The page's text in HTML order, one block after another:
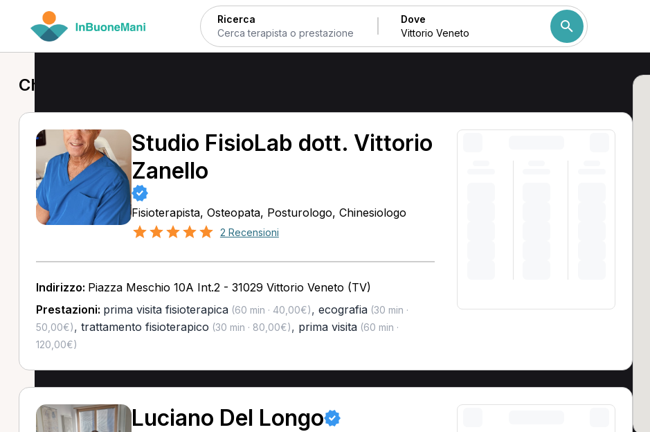
Ricerca Dove
Chinesiologo a Vittorio Veneto
Studio FisioLab dott. Vittorio
Zanello
Fisioterapista, Osteopata, Posturologo, Chinesiologo
2 Recensioni
Indirizzo: Piazza Meschio 10A Int.2 - 31029 Vittorio Veneto (TV)
Prestazioni: prima visita fisioterapica(60 min · 40,00€), ecografia(30 min ·
50,00€), trattamento fisioterapico (30 min · 80,00€), prima visita(60 min ·
120,00€)
Luciano Del Longo